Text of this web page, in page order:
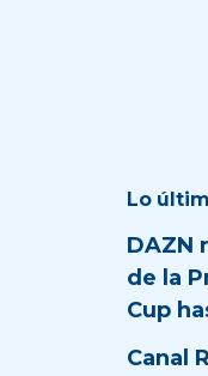
Lo
DAZN
de la
Cup
Canal